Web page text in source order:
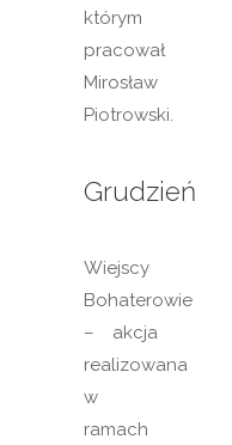
którym
pracował
Mirosław
Piotrowski.
Grudzień
Wiejscy
Bohaterowie
– akcja
realizowana
w
ramach